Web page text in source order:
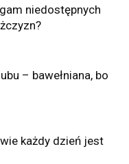
niedostępnych
– bawełniana, bo
każdy dzień jest